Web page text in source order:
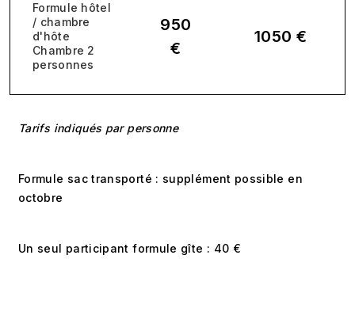
Formule hôtel
/ chambre
d'hôte
Chambre 2
personnes
950
€
1050 €
Tarifs indiqués par personne
Formule sac transporté : supplément possible en
octobre
Un seul participant formule gîte : 40 €